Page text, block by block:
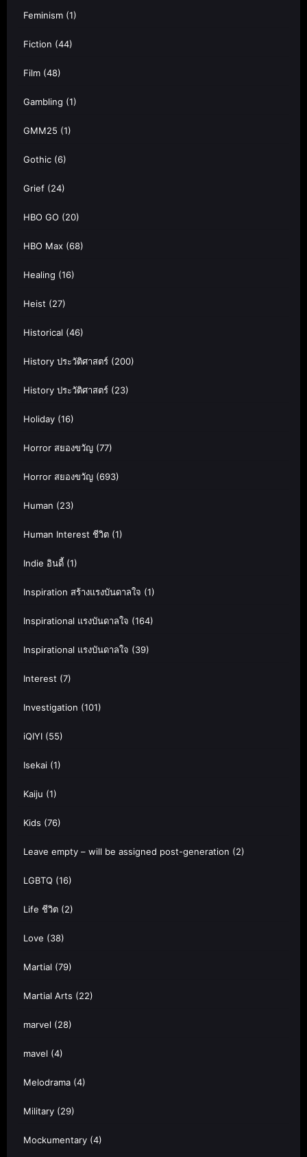
Feminism (1)
Fiction (44)
Film (48)
Gambling (1)
GMM25 (1)
Gothic (6)
Grief (24)
HBO GO (20)
HBO Max (68)
Healing (16)
Heist (27)
Historical (46)
History ประวัติศาสตร์ (200)
History ประวัติศาสตร์ (23)
Holiday (16)
Horror สยองขวัญ (77)
Horror สยองขวัญ (693)
Human (23)
Human Interest ชีวิต (1)
Indie อินดี้ (1)
Inspiration สร้างแรงบันดาลใจ (1)
Inspirational แรงบันดาลใจ (164)
Inspirational แรงบันดาลใจ (39)
Interest (7)
Investigation (101)
iQIYI (55)
Isekai (1)
Kaiju (1)
Kids (76)
Leave empty – will be assigned post-generation (2)
LGBTQ (16)
Life ชีวิต (2)
Love (38)
Martial (79)
Martial Arts (22)
marvel (28)
mavel (4)
Melodrama (4)
Military (29)
Mockumentary (4)